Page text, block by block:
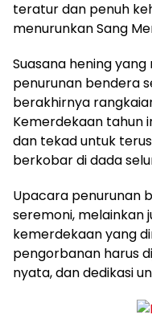
teratur dan penuh
menurunkan Sang
Suasana hening
penurunan bendera
berakhirnya
Kemerdekaan tahun
dan tekad untuk
berkobar di dada
Upacara penurunan
seremoni, melainkan
kemerdekaan yang
pengorbanan harus
nyata, dan dedikasi